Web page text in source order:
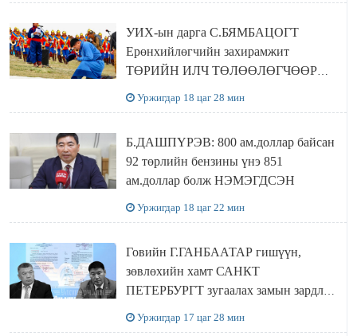
УИХ-ын дарга С.БЯМБАЦОГТ
Ерөнхийлөгчийн захирамжит
ТӨРИЙН ИЛЧ ТӨЛӨӨЛӨГЧӨӨР
Уржигдар 18 цаг 28 мин
Б.ДАШПҮРЭВ: 800 ам.доллар байсан
92 төрлийн бензины үнэ 851
ам.доллар болж НЭМЭГДСЭН
Уржигдар 18 цаг 22 мин
Говийн Г.ГАНБААТАР гишүүн,
зөвлөхийн хамт САНКТ
ПЕТЕРБУРГТ зугаалах замын зардлаа
Уржигдар 17 цаг 28 мин